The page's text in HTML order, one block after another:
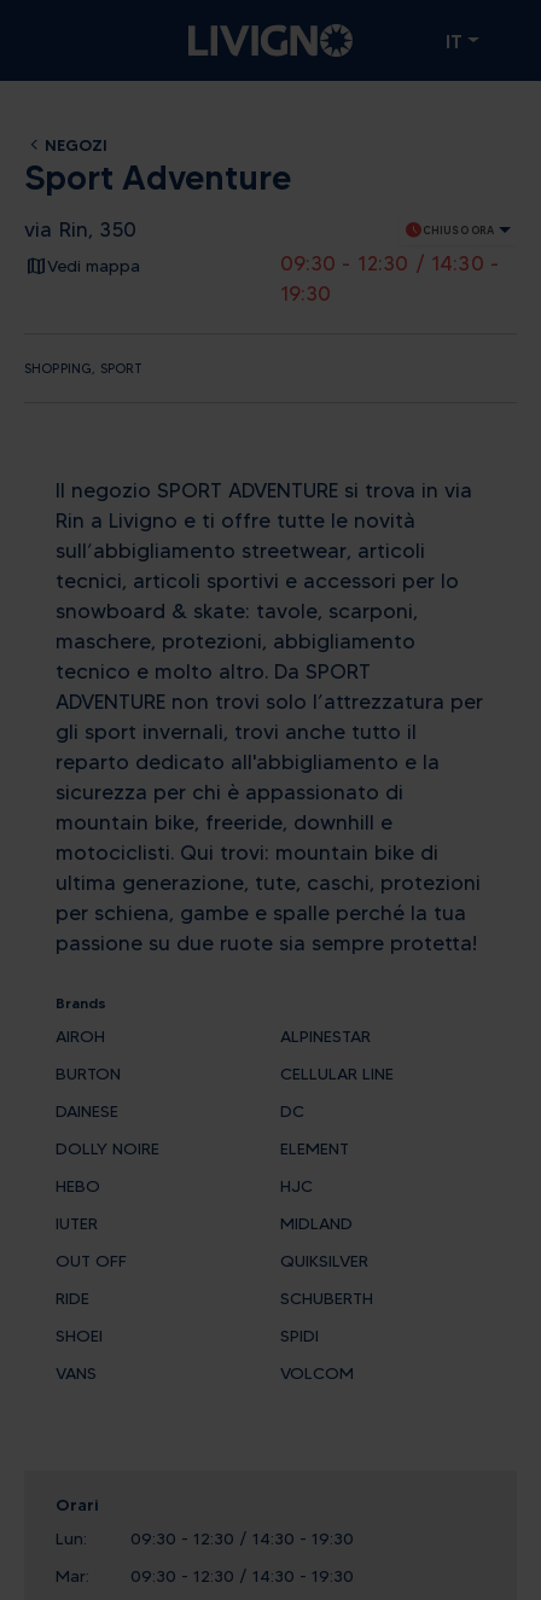
IT
NEGOZI
Sport Adventure
via Rin, 350
Vedi mappa
scheduleCHIUSO ORA
09:30 - 12:30 / 14:30 -
19:30
SHOPPING, SPORT
Il negozio SPORT ADVENTURE si trova in via
Rin a Livigno e ti offre tutte le novità
sull’abbigliamento streetwear, articoli
tecnici, articoli sportivi e accessori per lo
snowboard & skate: tavole, scarponi,
maschere, protezioni, abbigliamento
tecnico e molto altro. Da SPORT
ADVENTURE non trovi solo l’attrezzatura per
gli sport invernali, trovi anche tutto il
reparto dedicato all'abbigliamento e la
sicurezza per chi è appassionato di
mountain bike, freeride, downhill e
motociclisti. Qui trovi: mountain bike di
ultima generazione, tute, caschi, protezioni
per schiena, gambe e spalle perché la tua
passione su due ruote sia sempre protetta!
Brands
AIROH
ALPINESTAR
BURTON
CELLULAR LINE
DAINESE
DC
DOLLY NOIRE
ELEMENT
HEBO
HJC
IUTER
MIDLAND
OUT OFF
QUIKSILVER
RIDE
SCHUBERTH
SHOEI
SPIDI
VANS
VOLCOM
Orari
Lun:
09:30 - 12:30 / 14:30 - 19:30
Mar:
09:30 - 12:30 / 14:30 - 19:30